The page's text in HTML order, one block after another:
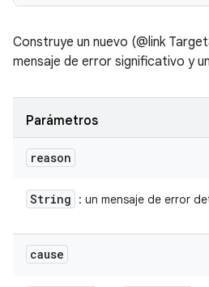
Construye un nuevo (@link
mensaje de error significativo y
Parámetros
reason
String : un mensaje de error
cause